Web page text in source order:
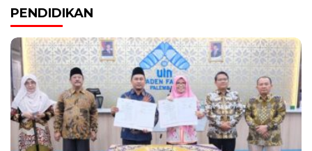
PENDIDIKAN